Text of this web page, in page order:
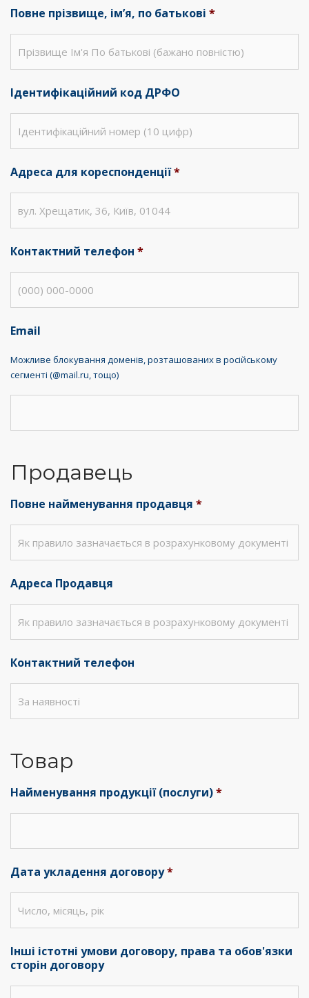
Повне прізвище, ім’я, по батькові *
Ідентифікаційний код ДРФО
Адреса для кореспонденції*
Контактний телефон *
Email
Можливе блокування доменів, розташованих в російському
сегменті (@mail.ru, тощо)
Продавець
Повне найменування продавця *
Адреса Продавця
Контактний телефон
Товар
Найменування продукції (послуги)*
Дата укладення договору*
Інші істотні умови договору, права та обов'язки
сторін договору